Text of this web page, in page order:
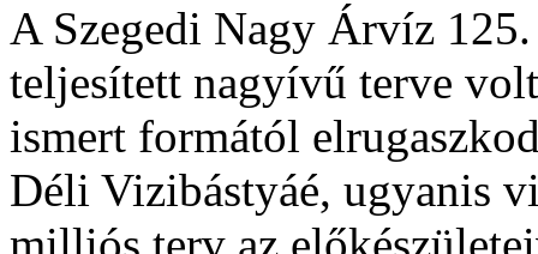
A Szegedi Nagy Árvíz
teljesített nagyívű terve
ismert formától
Déli Vizibástyáé, ugyanis
milliós terv az